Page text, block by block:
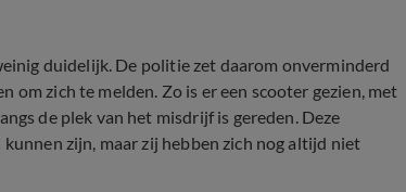
duidelijk. De politie zet daarom onverminderd
zich te melden. Zo is er een scooter gezien, met
de plek van het misdrijf is gereden. Deze
zijn, maar zij hebben zich nog altijd niet